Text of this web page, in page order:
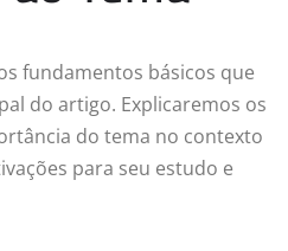
fundamentos básicos que
do artigo. Explicaremos os
do tema no contexto
para seu estudo e